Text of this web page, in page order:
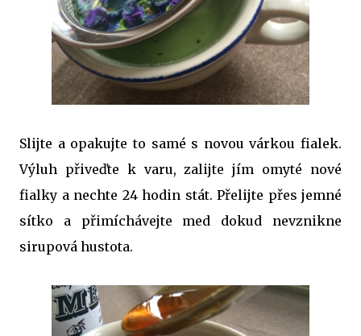
Slijte a opakujte to samé s novou várkou fialek.
Výluh přiveďte k varu, zalijte jím omyté nové
fialky a nechte 24 hodin stát. Přelijte přes jemné
sítko a přimíchávejte med dokud nevznikne
sirupová hustota.